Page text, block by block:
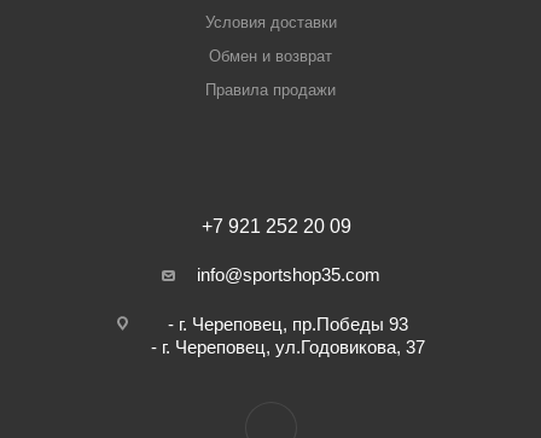
Условия доставки
Обмен и возврат
Правила продажи
+7 921 252 20 09
info@sportshop35.com
- г. Череповец, пр.Победы 93
- г. Череповец, ул.Годовикова, 37